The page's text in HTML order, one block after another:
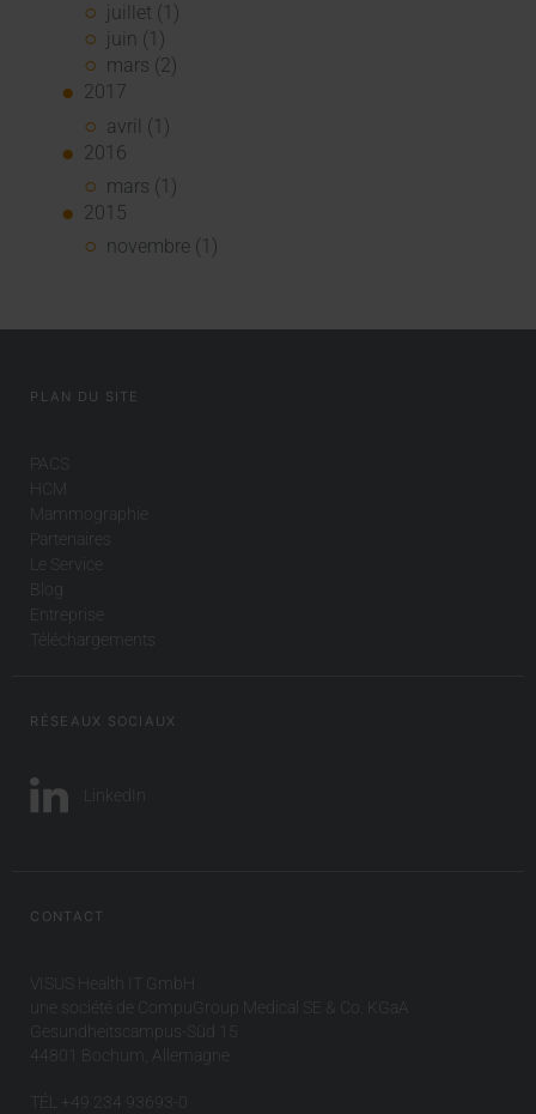
juillet (1)
juin (1)
mars (2)
2017
avril (1)
2016
mars (1)
2015
novembre (1)
PLAN DU SITE
PACS
HCM
Mammographie
Partenaires
Le Service
Blog
Entreprise
Téléchargements
RÉSEAUX SOCIAUX
LinkedIn
CONTACT
VISUS Health IT GmbH
une société de CompuGroup Medical SE & Co. KGaA
Gesundheitscampus-Süd 15
44801 Bochum, Allemagne
TÉL +49 234 93693-0